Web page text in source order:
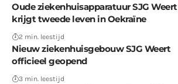
Oude ziekenhuisapparatuur SJG Weert
krijgt tweede leven in Oekraïne
2 min. leestijd
Nieuw ziekenhuisgebouw SJG Weert
officieel geopend
3 min. leestijd